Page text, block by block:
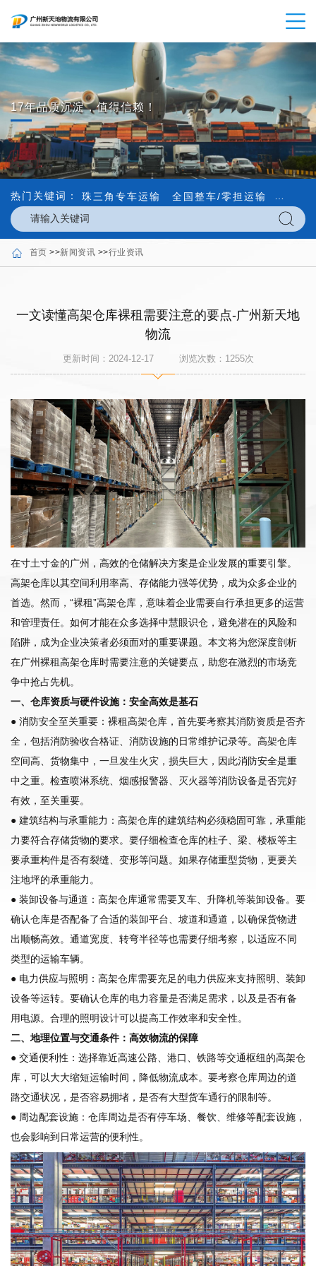
17年品质沉淀，值得信赖！
热门关键词： 珠三角专车运输 全国整车/零担运输 内外贸
首页 >>新闻资讯 >>行业资讯
一文读懂高架仓库裸租需要注意的要点-广州新天地
物流
更新时间：2024-12-17 浏览次数： 1255次
在寸土寸金的广州，高效的仓储解决方案是企业发展的重要引擎。
高架仓库以其空间利用率高、存储能力强等优势，成为众多企业的
首选。然而，“裸租”高架仓库，意味着企业需要自行承担更多的运营
和管理责任。如何才能在众多选择中慧眼识仓，避免潜在的风险和
陷阱，成为企业决策者必须面对的重要课题。本文将为您深度剖析
在广州裸租高架仓库时需要注意的关键要点，助您在激烈的市场竞
争中抢占先机。
一、仓库资质与硬件设施：安全高效是基石
● 消防安全至关重要：裸租高架仓库，首先要考察其消防资质是否齐
全，包括消防验收合格证、消防设施的日常维护记录等。高架仓库
空间高、货物集中，一旦发生火灾，损失巨大，因此消防安全是重
中之重。检查喷淋系统、烟感报警器、灭火器等消防设备是否完好
有效，至关重要。
● 建筑结构与承重能力：高架仓库的建筑结构必须稳固可靠，承重能
力要符合存储货物的要求。要仔细检查仓库的柱子、梁、楼板等主
要承重构件是否有裂缝、变形等问题。如果存储重型货物，更要关
注地坪的承重能力。
● 装卸设备与通道：高架仓库通常需要叉车、升降机等装卸设备。要
确认仓库是否配备了合适的装卸平台、坡道和通道，以确保货物进
出顺畅高效。通道宽度、转弯半径等也需要仔细考察，以适应不同
类型的运输车辆。
● 电力供应与照明：高架仓库需要充足的电力供应来支持照明、装卸
设备等运转。要确认仓库的电力容量是否满足需求，以及是否有备
用电源。合理的照明设计可以提高工作效率和安全性。
二、地理位置与交通条件：高效物流的保障
● 交通便利性：选择靠近高速公路、港口、铁路等交通枢纽的高架仓
库，可以大大缩短运输时间，降低物流成本。要考察仓库周边的道
路交通状况，是否容易拥堵，是否有大型货车通行的限制等。
● 周边配套设施：仓库周边是否有停车场、餐饮、维修等配套设施，
也会影响到日常运营的便利性。